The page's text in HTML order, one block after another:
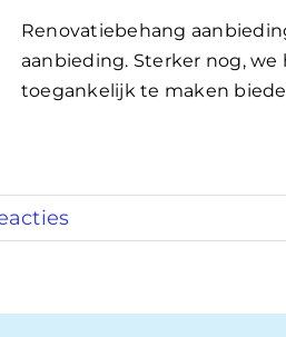
Renovatiebehang
aanbieding. Sterker nog,
toegankelijk te maken